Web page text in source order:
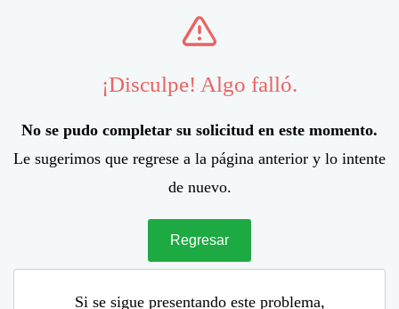
¡Disculpe! Algo falló.
No se pudo completar su solicitud en este momento.
Le sugerimos que regrese a la página anterior y lo intente
de nuevo.
Regresar
Si se sigue presentando este problema,